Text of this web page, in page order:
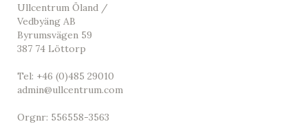
Ullcentrum Öland /
Vedbyäng AB
Byrumsvägen 59
387 74 Löttorp
Tel: +46 (0)485 29010
admin@ullcentrum.com
Orgnr: 556558-3563